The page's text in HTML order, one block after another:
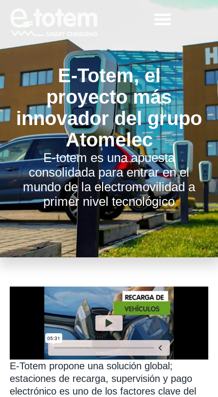
E-Totem, el
proyecto más
innovador del grupo
Atomelec
E-totem es una apuesta
consolidada para entrar en el
mundo de la electromovilidad a
primer nivel tecnológico
E-Totem propone una solución global;
estaciones de recarga, supervisión y pago
electrónico es uno de los factores clave del